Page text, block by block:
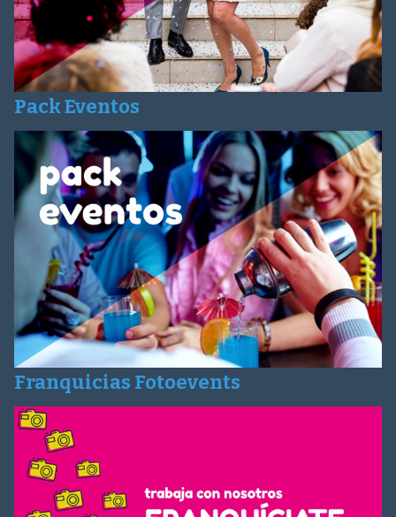
Pack Eventos
Franquicias Fotoevents